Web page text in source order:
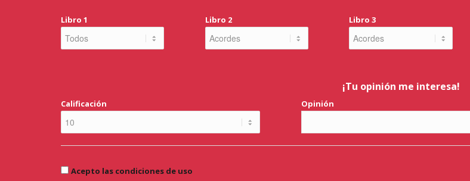
Libro 1 Libro 2 Libro 3
¡Tu opinión me interesa!
Calificación Opinión
Acepto las condiciones de uso